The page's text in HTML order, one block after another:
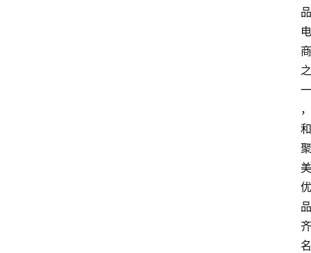
品
电
商
之
一
，
和
聚
美
优
品
齐
名